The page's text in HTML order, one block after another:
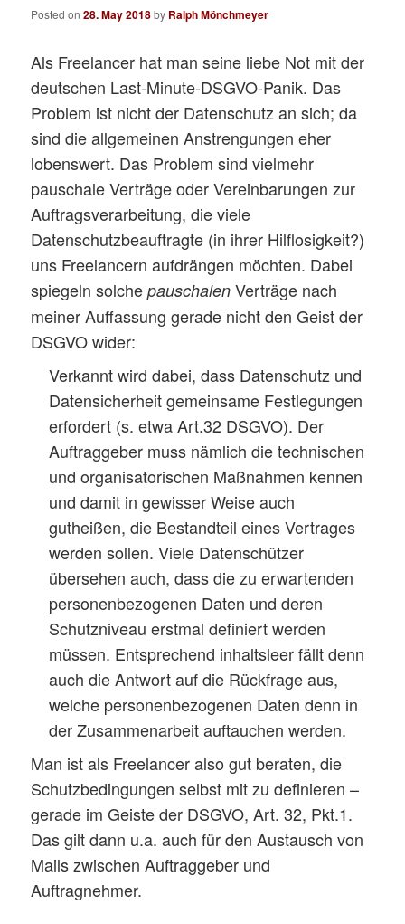
Posted on28. May 2018by Ralph Mönchmeyer
Als Freelancer hat man seine liebe Not mit der
deutschen Last-Minute-DSGVO-Panik. Das
Problem ist nicht der Datenschutz an sich; da
sind die allgemeinen Anstrengungen eher
lobenswert. Das Problem sind vielmehr
pauschale Verträge oder Vereinbarungen zur
Auftragsverarbeitung, die viele
Datenschutzbeauftragte (in ihrer Hilflosigkeit?)
uns Freelancern aufdrängen möchten. Dabei
spiegeln solchepauschalen Verträge nach
meiner Auffassung gerade nicht den Geist der
DSGVO wider:
Verkannt wird dabei, dass Datenschutz und
Datensicherheit gemeinsame Festlegungen
erfordert (s. etwa Art.32 DSGVO). Der
Auftraggeber muss nämlich die technischen
und organisatorischen Maßnahmen kennen
und damit in gewisser Weise auch
gutheißen, die Bestandteil eines Vertrages
werden sollen. Viele Datenschützer
übersehen auch, dass die zu erwartenden
personenbezogenen Daten und deren
Schutzniveau erstmal definiert werden
müssen. Entsprechend inhaltsleer fällt denn
auch die Antwort auf die Rückfrage aus,
welche personenbezogenen Daten denn in
der Zusammenarbeit auftauchen werden.
Man ist als Freelancer also gut beraten, die
Schutzbedingungen selbst mit zu definieren –
gerade im Geiste der DSGVO, Art. 32, Pkt.1.
Das gilt dann u.a. auch für den Austausch von
Mails zwischen Auftraggeber und
Auftragnehmer.